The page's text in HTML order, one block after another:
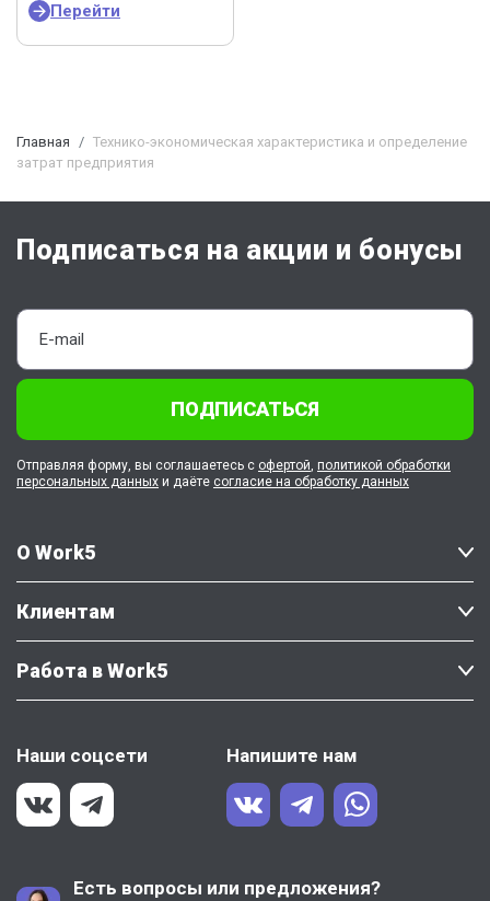
Перейти
Главная
Технико-экономическая характеристика и определение
затрат предприятия
О Work5
Клиентам
Работа в Work5
Наши соцсети Напишите нам
Есть вопросы или предложения?
Подписаться на акции и бонусы
ПОДПИСАТЬСЯ
Отправляя форму, вы соглашаетесь с офертой, политикой обработки
персональных данных и даёте согласие на обработку данных